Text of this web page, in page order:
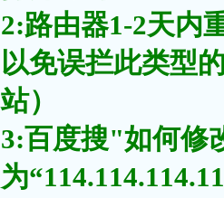
2:路由器1-2天内
以免误拦此类型
站）
3:百度搜"如何修
为